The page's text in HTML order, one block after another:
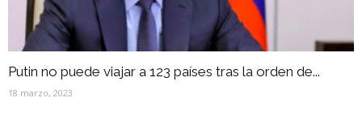
Putin no puede viajar a 123 países tras la orden de...
18 marzo, 2023